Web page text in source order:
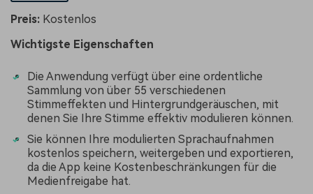
Preis: Kostenlos
Wichtigste Eigenschaften
Die Anwendung verfügt über eine ordentliche
Sammlung von über 55 verschiedenen
Stimmeffekten und Hintergrundgeräuschen, mit
denen Sie Ihre Stimme effektiv modulieren können.
Sie können Ihre modulierten Sprachaufnahmen
kostenlos speichern, weitergeben und exportieren,
da die App keine Kostenbeschränkungen für die
Medienfreigabe hat.